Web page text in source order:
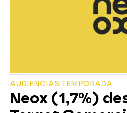
AUDIENCIAS TEMPORADA
Neox (1,7%)